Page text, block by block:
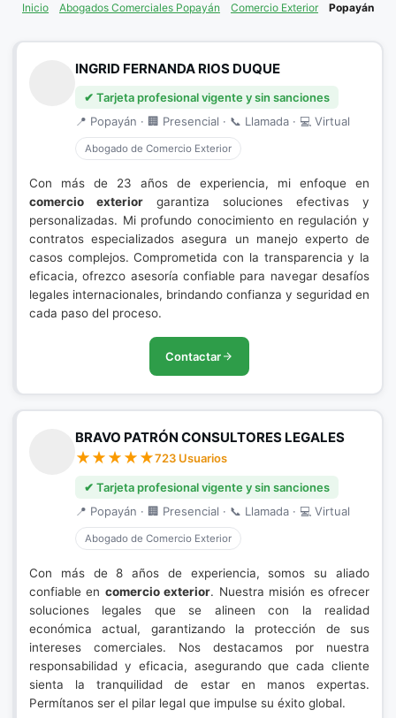
Inicio Abogados Comerciales Popayán Comercio Exterior Popayán
INGRID FERNANDA RIOS DUQUE
✔ Tarjeta profesional vigente y sin sanciones
📍 Popayán · 🏢 Presencial · 📞 Llamada · 💻 Virtual
Abogado de Comercio Exterior
Con más de 23 años de experiencia, mi enfoque en
comercio exterior garantiza soluciones efectivas y
personalizadas. Mi profundo conocimiento en regulación y
contratos especializados asegura un manejo experto de
casos complejos. Comprometida con la transparencia y la
eficacia, ofrezco asesoría confiable para navegar desafíos
legales internacionales, brindando confianza y seguridad en
cada paso del proceso.
Contactar
BRAVO PATRÓN CONSULTORES LEGALES
723 Usuarios
✔ Tarjeta profesional vigente y sin sanciones
📍 Popayán · 🏢 Presencial · 📞 Llamada · 💻 Virtual
Abogado de Comercio Exterior
Con más de 8 años de experiencia, somos su aliado
confiable en comercio exterior. Nuestra misión es ofrecer
soluciones legales que se alineen con la realidad
económica actual, garantizando la protección de sus
intereses comerciales. Nos destacamos por nuestra
responsabilidad y eficacia, asegurando que cada cliente
sienta la tranquilidad de estar en manos expertas.
Permítanos ser el pilar legal que impulse su éxito global.